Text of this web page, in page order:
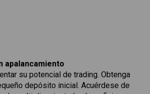
apalancamiento
su potencial de trading. Obtenga
depósito inicial. Acuérdese de